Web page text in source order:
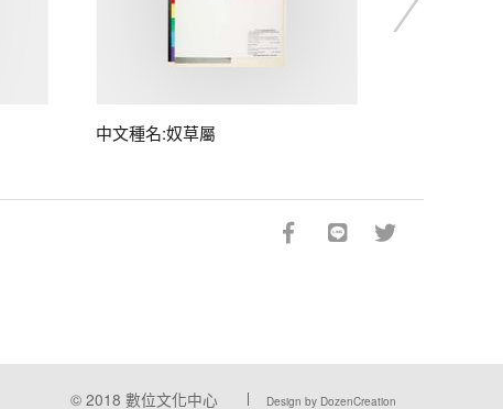
中文種名:奴草屬
© 2018 數位文化中心 Design by DozenCreation